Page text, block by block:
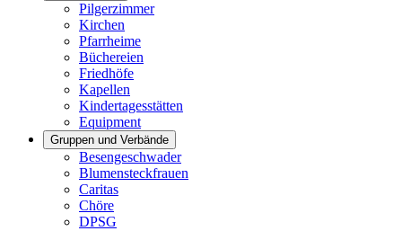
Pilgerzimmer
Kirchen
Pfarrheime
Büchereien
Friedhöfe
Kapellen
Kindertagesstätten
Equipment
Gruppen und Verbände
Besengeschwader
Blumensteckfrauen
Caritas
Chöre
DPSG